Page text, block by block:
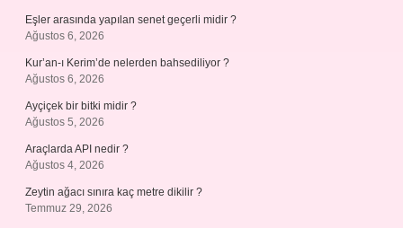
Eşler arasında yapılan senet geçerli midir ?
Ağustos 6, 2026
Kur’an-ı Kerim’de nelerden bahsediliyor ?
Ağustos 6, 2026
Ayçiçek bir bitki midir ?
Ağustos 5, 2026
Araçlarda API nedir ?
Ağustos 4, 2026
Zeytin ağacı sınıra kaç metre dikilir ?
Temmuz 29, 2026